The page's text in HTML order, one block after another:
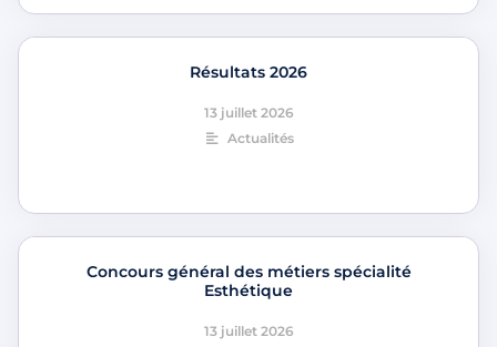
Résultats 2026
13 juillet 2026
Actualités
Concours général des métiers spécialité
Esthétique
13 juillet 2026